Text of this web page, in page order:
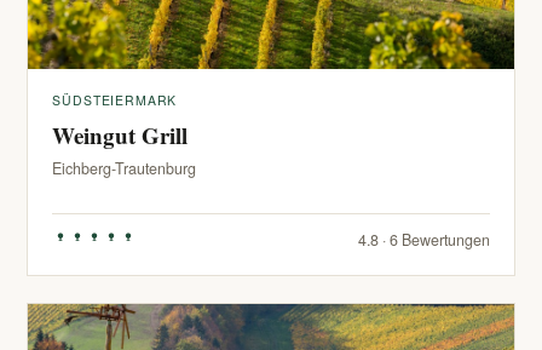
SÜDSTEIERMARK
Weingut Grill
Eichberg-Trautenburg
4.8 · 6 Bewertungen